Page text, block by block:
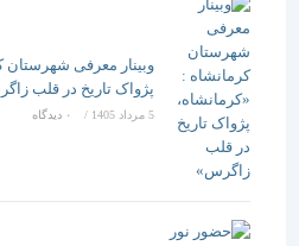
وبینار معرفی شهرستان
پژواک تاریخ در قلب زاگرس»
5 مرداد 1405 / ۰ دیدگاه